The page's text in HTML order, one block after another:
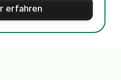
erfahren